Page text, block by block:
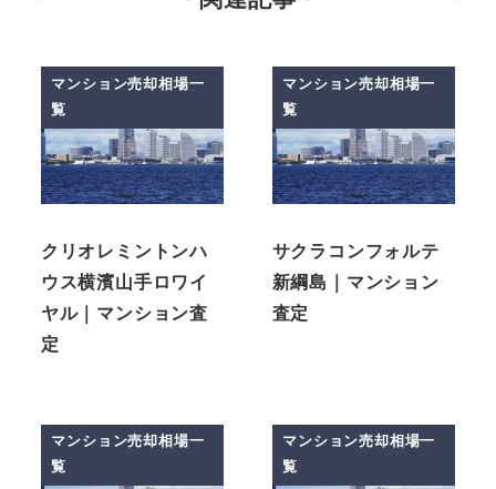
マンション売却相場一
覧
クリオレミントンハ
ウス横濱山手ロワイ
ヤル｜マンション査
定
マンション売却相場一
覧
サクラコンフォルテ
新綱島｜マンション
査定
マンション売却相場一
覧
マンション売却相場一
覧